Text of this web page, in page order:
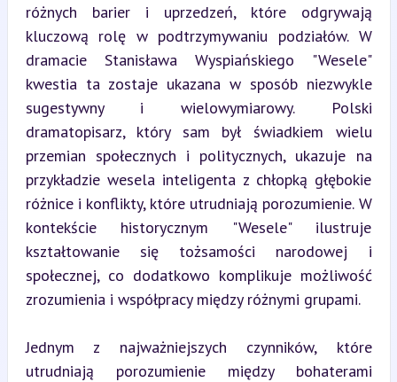
różnych barier i uprzedzeń, które odgrywają
kluczową rolę w podtrzymywaniu podziałów. W
dramacie Stanisława Wyspiańskiego "Wesele"
kwestia ta zostaje ukazana w sposób niezwykle
sugestywny i wielowymiarowy. Polski
dramatopisarz, który sam był świadkiem wielu
przemian społecznych i politycznych, ukazuje na
przykładzie wesela inteligenta z chłopką głębokie
różnice i konflikty, które utrudniają porozumienie. W
kontekście historycznym "Wesele" ilustruje
kształtowanie się tożsamości narodowej i
społecznej, co dodatkowo komplikuje możliwość
zrozumienia i współpracy między różnymi grupami.
Jednym z najważniejszych czynników, które
utrudniają porozumienie między bohaterami